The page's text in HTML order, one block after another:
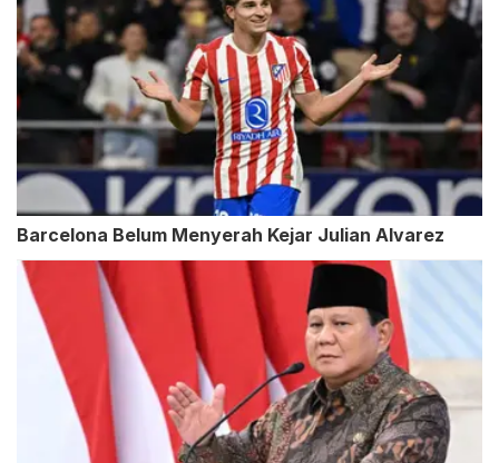
Barcelona Belum Menyerah Kejar Julian Alvarez